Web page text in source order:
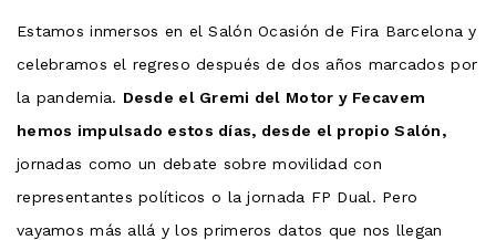
Estamos inmersos en el Salón Ocasión de Fira Barcelona y
celebramos el regreso después de dos años marcados por
la pandemia. Desde el Gremi del Motor y Fecavem
hemos impulsado estos días, desde el propio Salón,
jornadas como un debate sobre movilidad con
representantes políticos o la jornada FP Dual. Pero
vayamos más allá y los primeros datos que nos llegan